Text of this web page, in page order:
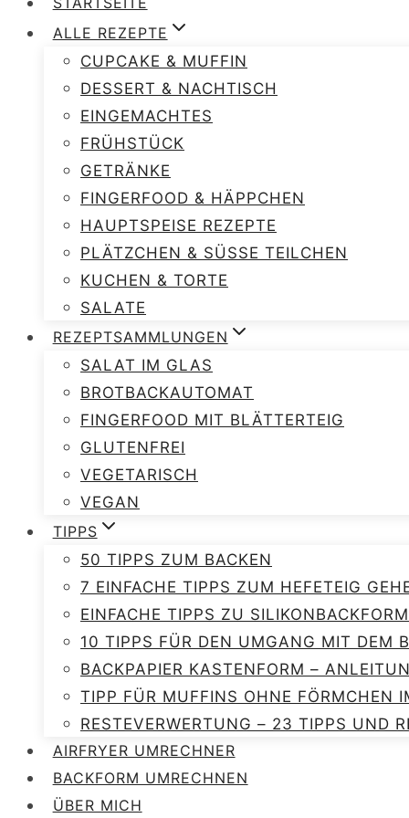
ALLE REZEPTE
CUPCAKE & MUFFIN
DESSERT & NACHTISCH
EINGEMACHTES
FRÜHSTÜCK
GETRÄNKE
FINGERFOOD & HÄPPCHEN
HAUPTSPEISE REZEPTE
PLÄTZCHEN & SÜSSE TEILCHEN
KUCHEN & TORTE
SALATE
REZEPTSAMMLUNGEN
SALAT IM GLAS
BROTBACKAUTOMAT
FINGERFOOD MIT BLÄTTERTEIG
GLUTENFREI
VEGETARISCH
VEGAN
TIPPS
50 TIPPS ZUM BACKEN
7 EINFACHE TIPPS ZUM HEFETEIG
EINFACHE TIPPS ZU
10 TIPPS FÜR DEN UMGANG MIT DEM
BACKPAPIER KASTENFORM –
TIPP FÜR MUFFINS OHNE FÖRMCHEN
RESTEVERWERTUNG – 23 TIPPS UND
AIRFRYER UMRECHNER
BACKFORM UMRECHNEN
ÜBER MICH